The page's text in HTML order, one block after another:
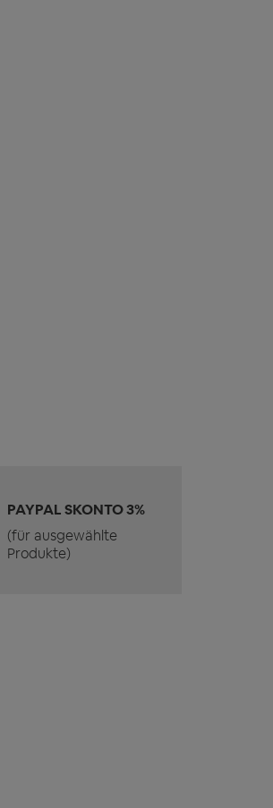
PAYPAL SKONTO 3%
(für ausgewählte
Produkte)